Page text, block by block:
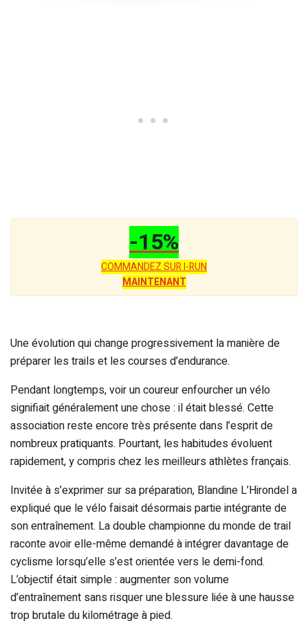
-15%
COMMANDEZ SUR I-RUN
MAINTENANT
Une évolution qui change progressivement la manière de
préparer les trails et les courses d’endurance.
Pendant longtemps, voir un coureur enfourcher un vélo
signifiait généralement une chose : il était blessé. Cette
association reste encore très présente dans l’esprit de
nombreux pratiquants. Pourtant, les habitudes évoluent
rapidement, y compris chez les meilleurs athlètes français.
Invitée à s’exprimer sur sa préparation, Blandine L’Hirondel a
expliqué que le vélo faisait désormais partie intégrante de
son entraînement. La double championne du monde de trail
raconte avoir elle-même demandé à intégrer davantage de
cyclisme lorsqu’elle s’est orientée vers le demi-fond.
L’objectif était simple : augmenter son volume
d’entraînement sans risquer une blessure liée à une hausse
trop brutale du kilométrage à pied.